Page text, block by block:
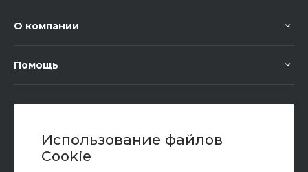
Использование файлов
Cookie
О компании
Помощь